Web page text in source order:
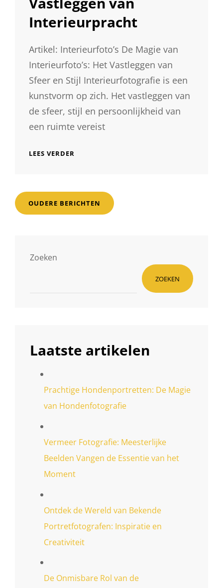
Interieurpracht
Artikel: Interieurfoto’s De Magie van
Interieurfoto’s: Het Vastleggen van
Sfeer en Stijl Interieurfotografie is een
kunstvorm op zich. Het vastleggen van
de sfeer, stijl en persoonlijkheid van
een ruimte vereist
LEES VERDER
VAN
HET
VASTLEGGEN
Berichtnavigatie
OUDERE BERICHTEN
Zoeken
ZOEKEN
Laatste artikelen
Prachtige Hondenportretten: De Magie
van Hondenfotografie
Vermeer Fotografie: Meesterlijke
Beelden Vangen de Essentie van het
Moment
Ontdek de Wereld van Bekende
Portretfotografen: Inspiratie en
Creativiteit
De Onmisbare Rol van de